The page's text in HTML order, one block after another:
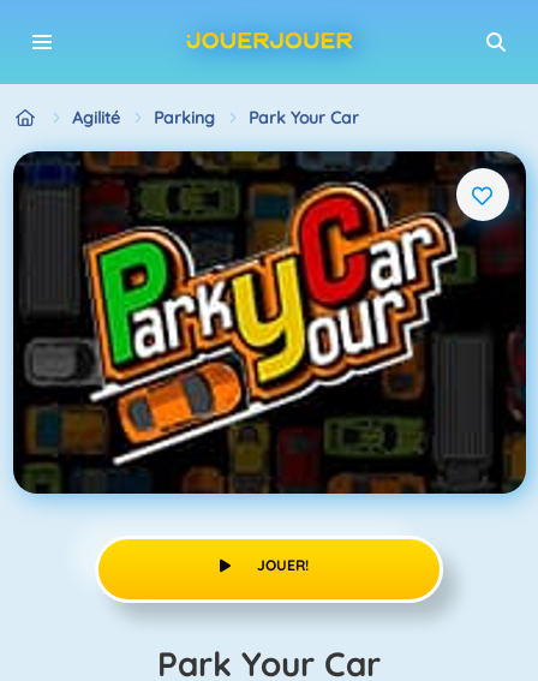
Agilité Parking Park Your Car
JOUER!
Park Your Car